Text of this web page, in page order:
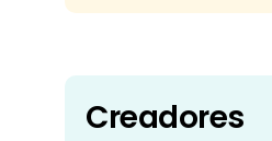
Creadores